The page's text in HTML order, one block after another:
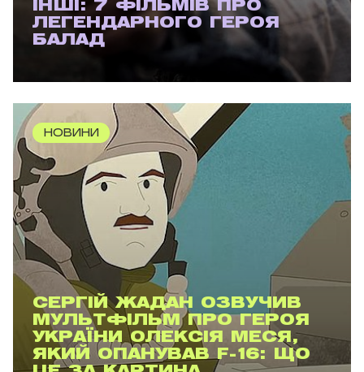
ІНШІ: 7 ФІЛЬМІВ ПРО
ЛЕГЕНДАРНОГО ГЕРОЯ
БАЛАД
НОВИНИ
СЕРГІЙ ЖАДАН ОЗВУЧИВ
МУЛЬТФІЛЬМ ПРО ГЕРОЯ
УКРАЇНИ ОЛЕКСІЯ МЕСЯ,
ЯКИЙ ОПАНУВАВ F-16: ЩО